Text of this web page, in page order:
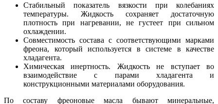
Стабильный показатель вязкости при колебаниях
температуры. Жидкость сохраняет достаточную
плотность при нагревании, не густеет при сильном
охлаждении.
Совместимость состава с соответствующими марками
фреона, который используется в системе в качестве
хладагента.
Химическая инертность. Жидкость не вступает во
взаимодействие с парами хладагента и
конструкционными материалами оборудования.
По составу фреоновые масла бывают минеральные,